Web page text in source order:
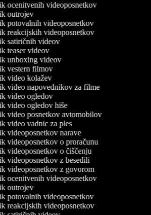
ocenitvenih videoposnetkov
outrojev
potovalnih videoposnetkov
reakcijskih videoposnetkov
satiričnih videov
teaser videov
unboxing videov
vestern filmov
video kolažev
video napovednikov za filme
video ogledov
video ogledov hiše
video posnetkov avtomobilov
video vadnic za ples
videoposnetkov narave
videoposnetkov o proračunu
videoposnetkov o čiščenju
videoposnetkov z besedili
videoposnetkov z govorom
ocenitvenih videoposnetkov
outrojev
potovalnih videoposnetkov
reakcijskih videoposnetkov